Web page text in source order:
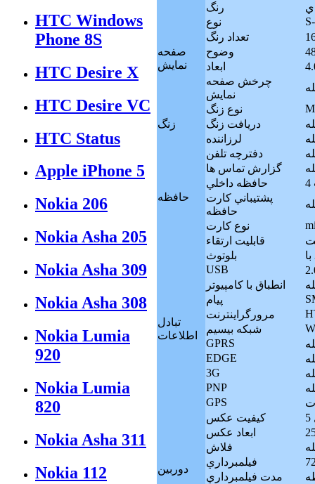
HTC Windows
Phone 8S
HTC Desire X
HTC Desire VC
HTC Status
Apple iPhone 5
Nokia 206
Nokia Asha 205
Nokia Asha 309
Nokia Asha 308
Nokia Lumia
920
Nokia Lumia
820
Nokia Asha 311
Nokia 112
رنگ
صفحه
نمايش
نوع
تعداد رنگ
وضوح
ابعاد
چرخش صفحه
نمايش
زنگ
نوع زنگ
دريافت زنگ
لرزاننده
حافظه
دفترچه تلفن
گزارش تماس ها
حافظه داخلي
پشتيباني کارت
حافظه
نوع کارت
قابليت ارتقاء
تبادل
اطلاعات
بلوتوث
USB
انطباق با کامپيوتر
پيام
مرورگراينترنت
شبکه بيسيم
GPRS
EDGE
3G
PNP
GPS
دوربين
کيفيت عکس
ابعاد عکس
فلاش
فيلمبرداري
مدت فيلمبرداري